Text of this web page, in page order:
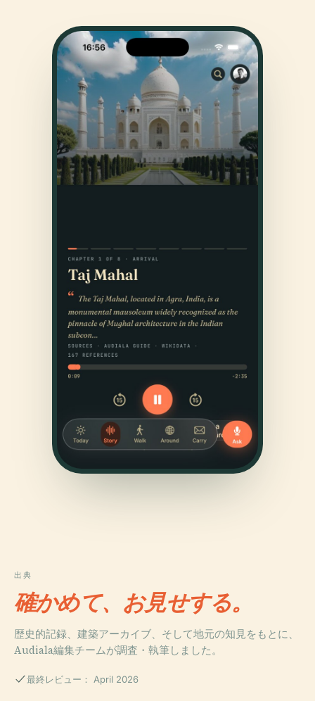
出典
確かめて、お見せする。
歴史的記録、建築アーカイブ、そして地元の知見をもとに、
Audiala編集チームが調査・執筆しました。
最終レビュー： April 2026